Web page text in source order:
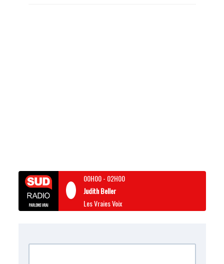
00H00- 02H00
Judith Beller
Les Vraies Voix